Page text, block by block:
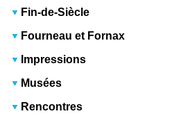
Fin-de-Siècle
Fourneau et Fornax
Impressions
Musées
Rencontres